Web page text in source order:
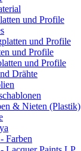
und Profile
und Profile
und Profile
und Profile
Drähte
& Nieten (Plastik)
Farben